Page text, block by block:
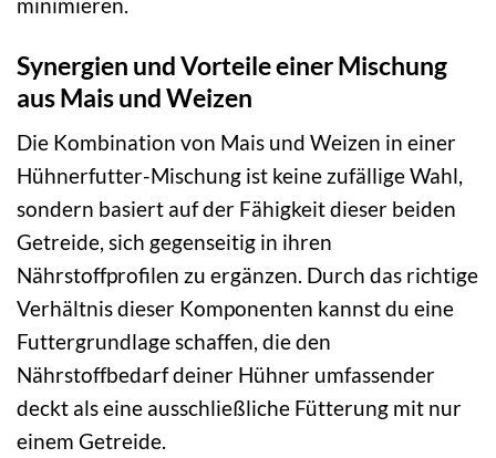
Synergien und Vorteile einer Mischung
aus Mais und Weizen
Die Kombination von Mais und Weizen in einer
Hühnerfutter-Mischung ist keine zufällige Wahl,
sondern basiert auf der Fähigkeit dieser beiden
Getreide, sich gegenseitig in ihren
Nährstoffprofilen zu ergänzen. Durch das richtige
Verhältnis dieser Komponenten kannst du eine
Futtergrundlage schaffen, die den
Nährstoffbedarf deiner Hühner umfassender
deckt als eine ausschließliche Fütterung mit nur
einem Getreide.